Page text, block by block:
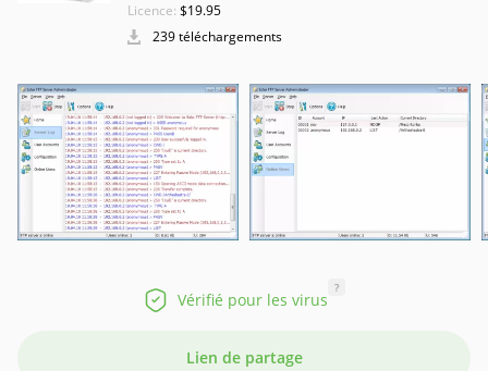
Licence: $19.95
239 téléchargements
Vérifié pour les virus
?
Lien de partage